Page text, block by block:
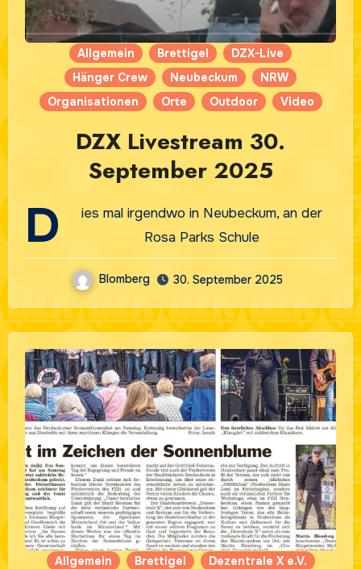
Allgemein Brettigel
DZX-Live
Hänger Crew
Neubeckum
NRW
Organisationen
Orte Outdoor Video
DZX Livestream 30.
September 2025
D
ies mal irgendwo in Neubeckum, an der
Rosa Parks Schule
Blomberg 30. September 2025
Allgemein Brettigel
Dezentrale X e.V.